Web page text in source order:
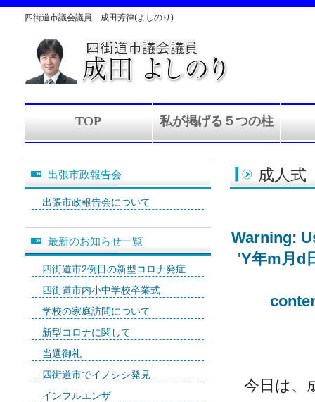
四街道市議会議員 成田芳律(よしのり)
TOP 私が掲げる５つの柱
成人式
Warning:
'Y年m月d
今日は、
出張市政報告会
出張市政報告会について
最新のお知らせ一覧
四街道市2例目の新型コロナ発症
四街道市内小中学校卒業式
学校の家庭訪問について
新型コロナに関して
当選御礼
四街道市でイノシシ発見
インフルエンザ